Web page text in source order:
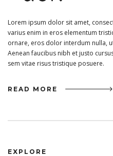
Lorem ipsum dolor sit amet,
varius enim in eros elementum
ornare, eros dolor interdum nulla,
Aenean faucibus nibh et justo
sem vitae risus tristique posuere.
READ MORE
EXPLORE